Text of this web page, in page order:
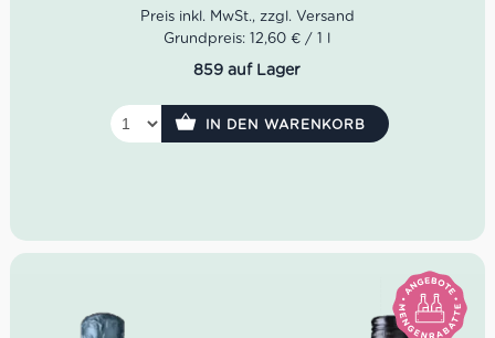
Grundpreis: 12,60 € / 1 l
859 auf Lager
IN DEN WARENKORB